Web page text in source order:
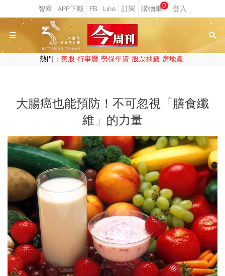
0
熱門： 美股 行事曆 勞保年資 股票抽籤 房地產
大腸癌也能預防！不可忽視「膳食纖
維」的力量